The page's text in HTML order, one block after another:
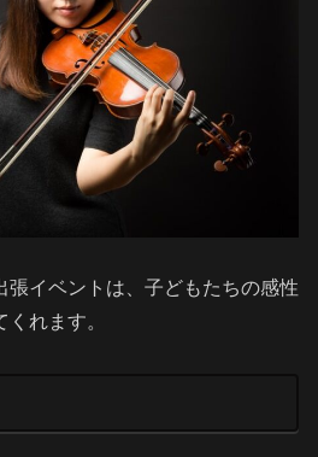
張イベントは、子どもたちの感性
れます。